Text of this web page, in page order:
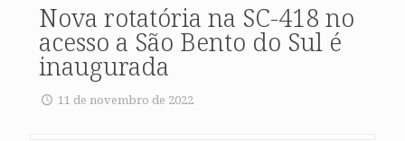
Nova rotatória na SC-418 no
acesso a São Bento do Sul é
inaugurada
11 de novembro de 2022